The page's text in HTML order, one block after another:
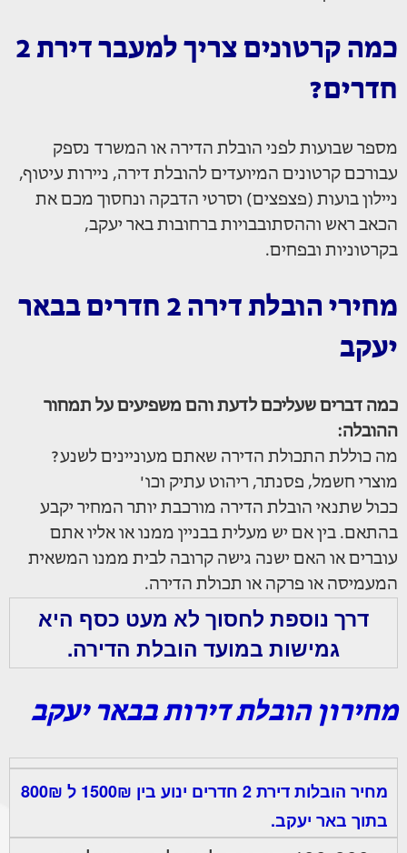
כמה קרטונים צריך למעבר דירת 2
חדרים?
מספר שבועות לפני הובלת הדירה או המשרד נספק
עבורכם קרטונים המיועדים להובלת דירה, ניירות עיטוף,
ניילון בועות (פצפצים) וסרטי הדבקה ונחסוך מכם את
הכאב ראש וההסתובבויות ברחובות באר יעקב,
בקרטוניות ובפחים.
מחירי הובלת דירה 2 חדרים בבאר
יעקב
כמה דברים שעליכם לדעת והם משפיעים על תמחור
ההובלה:
מה כוללת התכולת הדירה שאתם מעוניינים לשנע?
מוצרי חשמל, פסנתר, ריהוט עתיק וכו'
ככול שתנאי הובלת הדירה מורכבת יותר המחיר יקבע
בהתאם. בין אם יש מעלית בבניין ממנו או אליו אתם
עוברים או האם ישנה גישה קרובה לבית ממנו המשאית
המעמיסה או פרקה או תכולת הדירה.
דרך נוספת לחסוך לא מעט כסף היא
גמישות במועד הובלת הדירה.
מחירון הובלת דירות בבאר יעקב
מחיר הובלות דירת 2 חדרים ינוע בין 1500₪ ל 800₪
בתוך באר יעקב.